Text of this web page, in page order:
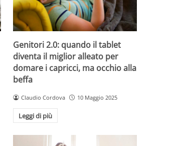
Genitori 2.0: quando il tablet
diventa il miglior alleato per
domare i capricci, ma occhio alla
beffa
Claudio Cordova 10 Maggio 2025
Leggi di più